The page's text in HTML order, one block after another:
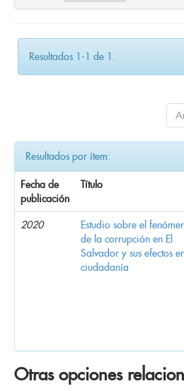
Resultados 1-1 de 1.
Resultados por ítem:
Fecha de
publicación
Título
2020
Estudio sobre el
de la corrupción en El
Salvador y sus efectos
ciudadanía
Otras opciones